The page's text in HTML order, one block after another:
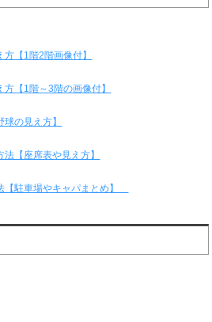
【1階2階画像付】
【1階～3階の画像付】
の見え方】
【座席表や見え方】
【駐車場やキャパまとめ】